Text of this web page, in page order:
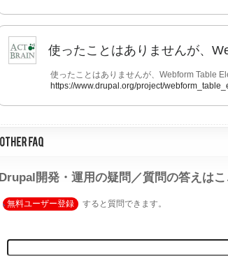
使ったことはありませんが、
使ったことはありませんが、Webform Table
https://www.drupal.org/project/
Drupal開発・運用の疑問／質問の答えはこ
無料ユーザー登録 すると質問できます。